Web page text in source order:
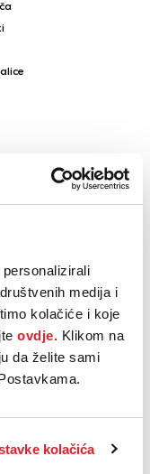
medija i
kolačiće i koje
ovdje. Klikom na
da želite sami
kolačića